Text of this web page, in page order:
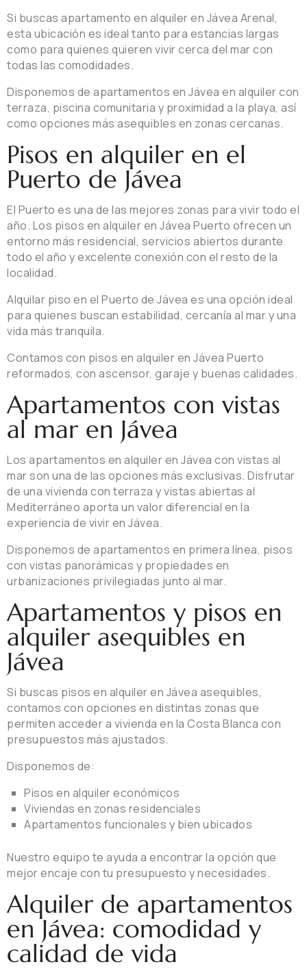
Si buscas apartamento en alquiler en Jávea Arenal,
esta ubicación es ideal tanto para estancias largas
como para quienes quieren vivir cerca del mar con
todas las comodidades.
Disponemos de apartamentos en Jávea en alquiler con
terraza, piscina comunitaria y proximidad a la playa, así
como opciones más asequibles en zonas cercanas.
Pisos en alquiler en el
Puerto de Jávea
El Puerto es una de las mejores zonas para vivir todo el
año. Los pisos en alquiler en Jávea Puerto ofrecen un
entorno más residencial, servicios abiertos durante
todo el año y excelente conexión con el resto de la
localidad.
Alquilar piso en el Puerto de Jávea es una opción ideal
para quienes buscan estabilidad, cercanía al mar y una
vida más tranquila.
Contamos con pisos en alquiler en Jávea Puerto
reformados, con ascensor, garaje y buenas calidades.
Apartamentos con vistas
al mar en Jávea
Los apartamentos en alquiler en Jávea con vistas al
mar son una de las opciones más exclusivas. Disfrutar
de una vivienda con terraza y vistas abiertas al
Mediterráneo aporta un valor diferencial en la
experiencia de vivir en Jávea.
Disponemos de apartamentos en primera línea, pisos
con vistas panorámicas y propiedades en
urbanizaciones privilegiadas junto al mar.
Apartamentos y pisos en
alquiler asequibles en
Jávea
Si buscas pisos en alquiler en Jávea asequibles,
contamos con opciones en distintas zonas que
permiten acceder a vivienda en la Costa Blanca con
presupuestos más ajustados.
Disponemos de:
Pisos en alquiler económicos
Viviendas en zonas residenciales
Apartamentos funcionales y bien ubicados
Nuestro equipo te ayuda a encontrar la opción que
mejor encaje con tu presupuesto y necesidades.
Alquiler de apartamentos
en Jávea: comodidad y
calidad de vida